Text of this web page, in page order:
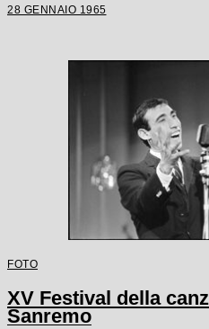
28 GENNAIO 1965
FOTO
XV Festival della
Sanremo